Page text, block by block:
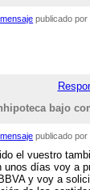
publicado por
bajo
publicado por
el vuestro
unos días voy a
y voy a